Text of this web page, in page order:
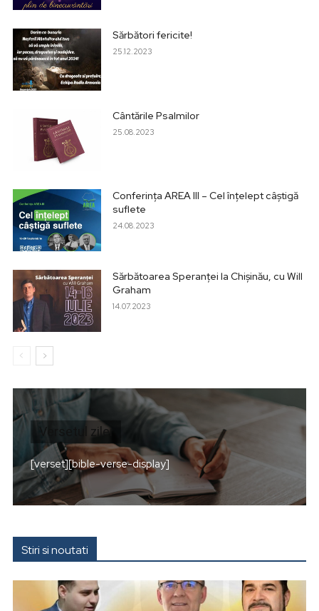
Sărbători fericite!
25.12.2023
Cântările Psalmilor
25.08.2023
Conferința AREA III – Cel înțelept câștigă
suflete
24.08.2023
Sărbătoarea Speranței la Chișinău, cu Will
Graham
14.07.2023
Versetul zilei
[verset][bible-verse-display]
Stiri si noutati